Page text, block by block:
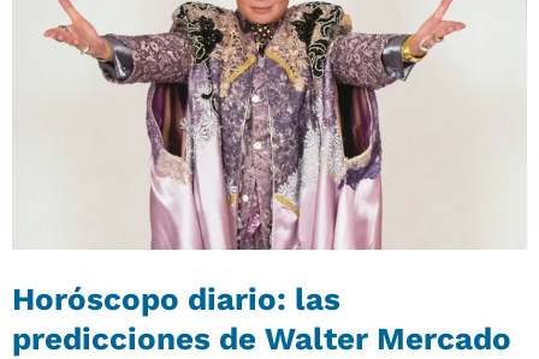
Horóscopo diario: las
predicciones de Walter Mercado